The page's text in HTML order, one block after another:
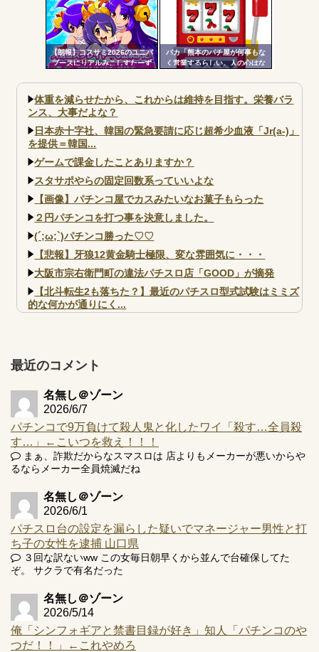
の天井も一緒」
【朗報】コスサミ2026のユニバ
ブースにリアルみこしすたーず
バカ「熊本のパチ屋が何事もな
く営業するらしい。人の心はな
がるヤツって害悪だよな
体重を減らせたから、これからは維持を目指す。栄養バラ
ンス、大事だよな？
日本赤十字社、韓国の緊急要請に応じ超希少血液「Jr(a-)」
を提供＝韓国...
ゲームで課金したことありますか？
スタサポやらの固定回数系っていいよな
【画像】パチンコ屋でカスみたいなお菓子もらった
２円パチンコを打つ事を決意しました。
(´;ω;`)パチンコ勝った♡♡
【悲報】牙狼12黄金騎士極限、変な雰囲気に・・・
大阪市宗右衛門町の違法パチスロ店「GOOD」が摘発
【北斗転生2も落ちた？】最近のパチスロ型式試験はミミズ
的な何かが通りにく...
井の軽い絆？
Powered by livedoor 相互RSS
最近のコメント
名無し＠ゾーン
2026/6/7
パチンコで9万負けて殺人鬼と化したワイ「殺す…全員殺
す…」←こいつを救え！！！
まぁ、詐欺だからなスマスロは 店よりもメーカーが悪いからや
るならメーカー全員焼滅だね
名無し＠ゾーン
2026/6/1
パチスロ台の設定を漏らした疑いでマネージャー男性と打
ち子の女性を逮捕 山口県
３回な訳ないww この女毎日朝早くから並んで台確保してた
ぞ。 サクラで有名だった
名無し＠ゾーン
2026/5/14
俺「シンフォギアと禁書目録が好き」知人「パチンコのや
つだ！！」←これやめろ